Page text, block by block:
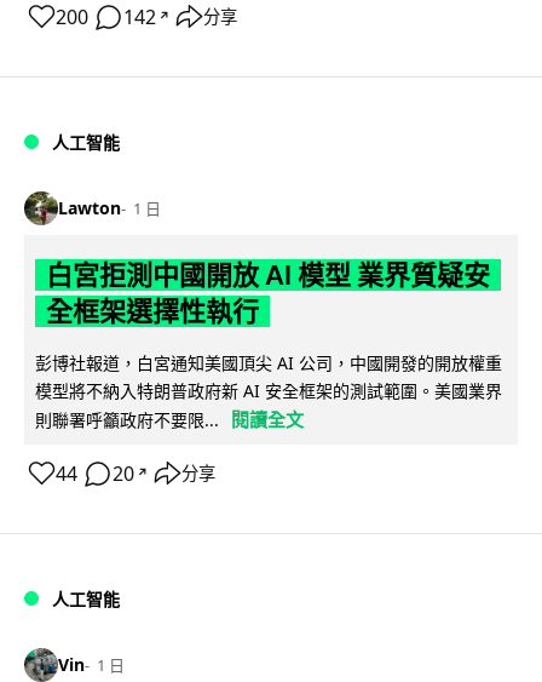
200 142 ↗ 分享
人工智能
Lawton 1 日
白宮拒測中國開放 AI 模型 業界質疑安
全框架選擇性執行
彭博社報道，白宮通知美國頂尖 AI 公司，中國開發的開放權重
模型將不納入特朗普政府新 AI 安全框架的測試範圍。美國業界
則聯署呼籲政府不要限...
閱讀全文
44 20 ↗ 分享
人工智能
Vin 1 日